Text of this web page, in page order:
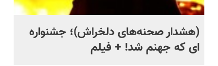
(هشدار صحنه‌های دلخراش)؛ جشنواره
ای که جهنم شد! + فیلم